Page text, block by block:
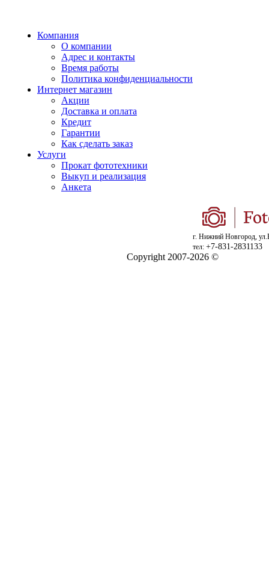
Компания
О компании
Адрес и контакты
Время работы
Политика конфиденциальности
Интернет магазин
Акции
Доставка и оплата
Кредит
Гарантии
Как сделать заказ
Услуги
Прокат фототехники
Выкуп и реализация
Анкета
г. Нижний Новгород,
тел: +7-831-2831133
Copyright 2007-2026 ©